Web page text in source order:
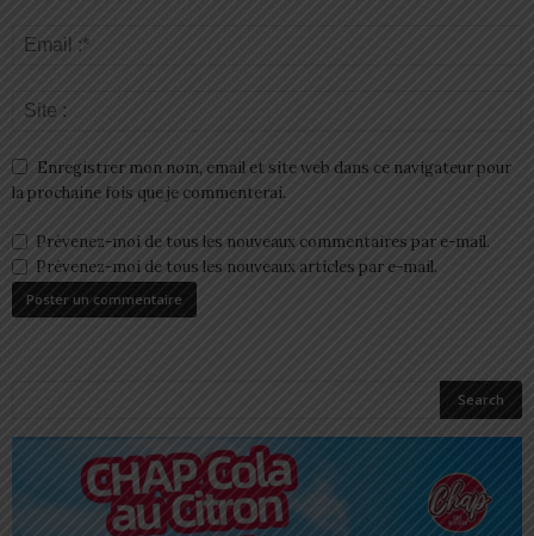
Enregistrer mon nom, email et site web dans ce navigateur pour
la prochaine fois que je commenterai.
Prévenez-moi de tous les nouveaux commentaires par e-mail.
Prévenez-moi de tous les nouveaux articles par e-mail.